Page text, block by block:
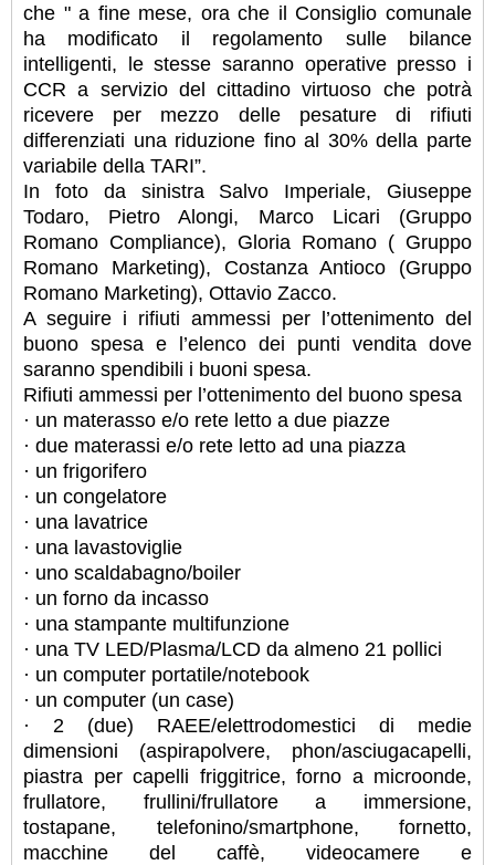
che " a fine mese, ora che il Consiglio comunale
ha modificato il regolamento sulle bilance
intelligenti, le stesse saranno operative presso i
CCR a servizio del cittadino virtuoso che potrà
ricevere per mezzo delle pesature di rifiuti
differenziati una riduzione fino al 30% della parte
variabile della TARI”.
In foto da sinistra Salvo Imperiale, Giuseppe
Todaro, Pietro Alongi, Marco Licari (Gruppo
Romano Compliance), Gloria Romano ( Gruppo
Romano Marketing), Costanza Antioco (Gruppo
Romano Marketing), Ottavio Zacco.
A seguire i rifiuti ammessi per l’ottenimento del
buono spesa e l’elenco dei punti vendita dove
saranno spendibili i buoni spesa.
Rifiuti ammessi per l’ottenimento del buono spesa
· un materasso e/o rete letto a due piazze
· due materassi e/o rete letto ad una piazza
· un frigorifero
· un congelatore
· una lavatrice
· una lavastoviglie
· uno scaldabagno/boiler
· un forno da incasso
· una stampante multifunzione
· una TV LED/Plasma/LCD da almeno 21 pollici
· un computer portatile/notebook
· un computer (un case)
· 2 (due) RAEE/elettrodomestici di medie
dimensioni (aspirapolvere, phon/asciugacapelli,
piastra per capelli friggitrice, forno a microonde,
frullatore, frullini/frullatore a immersione,
tostapane, telefonino/smartphone, fornetto,
macchine del caffè, videocamere e